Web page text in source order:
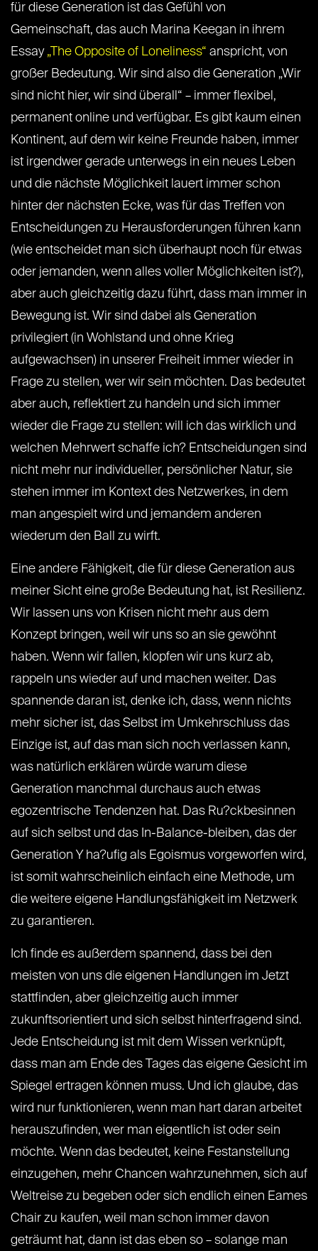
für diese Generation ist das Gefühl von
Gemeinschaft, das auch Marina Keegan in ihrem
Essay „The Opposite of Loneliness“ anspricht, von
großer Bedeutung. Wir sind also die Generation „Wir
sind nicht hier, wir sind überall“ – immer flexibel,
permanent online und verfügbar. Es gibt kaum einen
Kontinent, auf dem wir keine Freunde haben, immer
ist irgendwer gerade unterwegs in ein neues Leben
und die nächste Möglichkeit lauert immer schon
hinter der nächsten Ecke, was für das Treffen von
Entscheidungen zu Herausforderungen führen kann
(wie entscheidet man sich überhaupt noch für etwas
oder jemanden, wenn alles voller Möglichkeiten ist?),
aber auch gleichzeitig dazu führt, dass man immer in
Bewegung ist. Wir sind dabei als Generation
privilegiert (in Wohlstand und ohne Krieg
aufgewachsen) in unserer Freiheit immer wieder in
Frage zu stellen, wer wir sein möchten. Das bedeutet
aber auch, reflektiert zu handeln und sich immer
wieder die Frage zu stellen: will ich das wirklich und
welchen Mehrwert schaffe ich? Entscheidungen sind
nicht mehr nur individueller, persönlicher Natur, sie
stehen immer im Kontext des Netzwerkes, in dem
man angespielt wird und jemandem anderen
wiederum den Ball zu wirft.
Eine andere Fähigkeit, die für diese Generation aus
meiner Sicht eine große Bedeutung hat, ist Resilienz.
Wir lassen uns von Krisen nicht mehr aus dem
Konzept bringen, weil wir uns so an sie gewöhnt
haben. Wenn wir fallen, klopfen wir uns kurz ab,
rappeln uns wieder auf und machen weiter. Das
spannende daran ist, denke ich, dass, wenn nichts
mehr sicher ist, das Selbst im Umkehrschluss das
Einzige ist, auf das man sich noch verlassen kann,
was natürlich erklären würde warum diese
Generation manchmal durchaus auch etwas
egozentrische Tendenzen hat. Das Ru?ckbesinnen
auf sich selbst und das In-Balance-bleiben, das der
Generation Y ha?ufig als Egoismus vorgeworfen wird,
ist somit wahrscheinlich einfach eine Methode, um
die weitere eigene Handlungsfähigkeit im Netzwerk
zu garantieren.
Ich finde es außerdem spannend, dass bei den
meisten von uns die eigenen Handlungen im Jetzt
stattfinden, aber gleichzeitig auch immer
zukunftsorientiert und sich selbst hinterfragend sind.
Jede Entscheidung ist mit dem Wissen verknüpft,
dass man am Ende des Tages das eigene Gesicht im
Spiegel ertragen können muss. Und ich glaube, das
wird nur funktionieren, wenn man hart daran arbeitet
herauszufinden, wer man eigentlich ist oder sein
möchte. Wenn das bedeutet, keine Festanstellung
einzugehen, mehr Chancen wahrzunehmen, sich auf
Weltreise zu begeben oder sich endlich einen Eames
Chair zu kaufen, weil man schon immer davon
geträumt hat, dann ist das eben so – solange man